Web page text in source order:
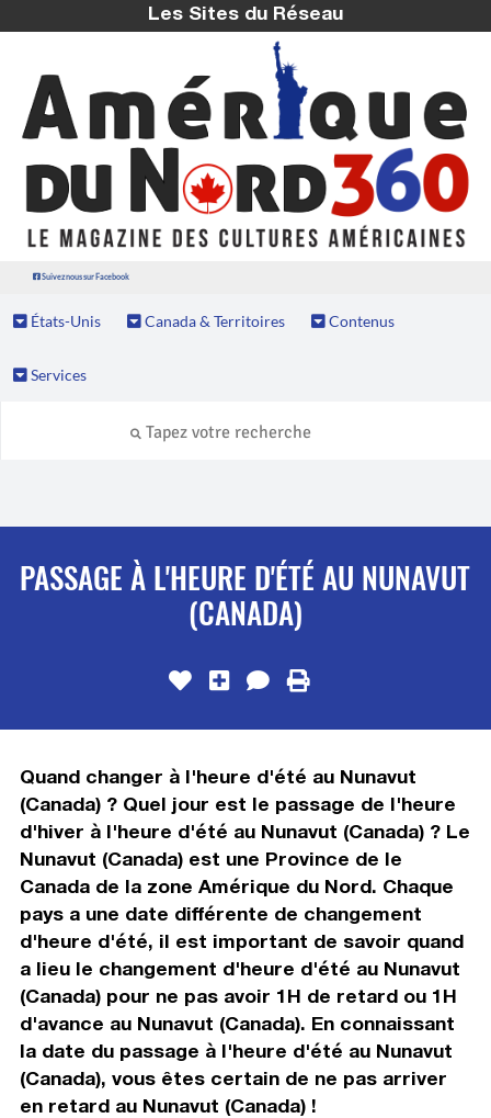
Les Sites du Réseau
Suivez nous sur Facebook
États-Unis Canada & Territoires Contenus
Services
PASSAGE À L'HEURE D'ÉTÉ AU NUNAVUT
(CANADA)
Quand changer à l'heure d'été au Nunavut
(Canada) ? Quel jour est le passage de l'heure
d'hiver à l'heure d'été au Nunavut (Canada) ? Le
Nunavut (Canada) est une Province de le
Canada de la zone Amérique du Nord. Chaque
pays a une date différente de changement
d'heure d'été, il est important de savoir quand
a lieu le changement d'heure d'été au Nunavut
(Canada) pour ne pas avoir 1H de retard ou 1H
d'avance au Nunavut (Canada). En connaissant
la date du passage à l'heure d'été au Nunavut
(Canada), vous êtes certain de ne pas arriver
en retard au Nunavut (Canada) !